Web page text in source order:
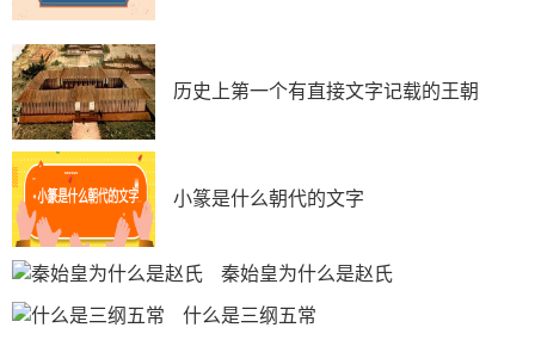
历史上第一个有直接文字记载的王朝
小篆是什么朝代的文字
秦始皇为什么是赵氏
什么是三纲五常